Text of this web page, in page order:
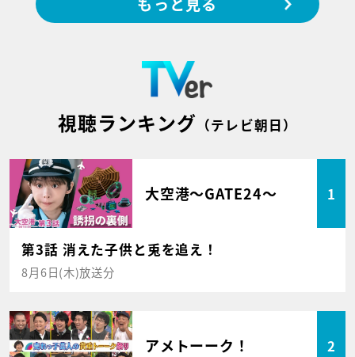
視聴ランキング （テレビ朝日）
大空港～GATE24～ 1
第3話 消えた子供と兎を追え！
8月6日(木)放送分
アメトーーク！ 2